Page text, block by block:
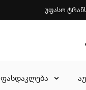
უფასო
ფასდაკლება